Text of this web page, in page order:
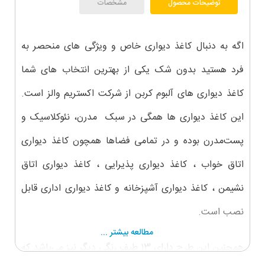
توضیحات محصول مشخصات
اگه به دنبال کاغذ دیواری خاص و ویژگی های منحصر به
فرد هستید بدون شک یکی از بهترین انتخاب های شما
کاغذ دیواری های آلبوم کربن از شرکت اکستریم والز است.
این کاغذ دیواری ها همگی در سبک مدرن، نئوکلاسیک و
پست‌مدرن بوده و در تمامی فضاها همچون کاغذ دیواری
اتاق خواب ، کاغذ دیواری پذیرایی ، کاغذ دیواری اتاق
نشیمن ، کاغذ دیواری آشپزخانه و کاغذ دیواری اداری قابل
نصب است.
همچنین این طرح دارای ۱3 طیف رنگی دیگر نیز می‌باشد که
مطالعه بیشتر ...